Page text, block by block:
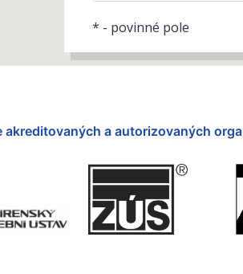
* - povinné pole
akreditovaných a autorizovaných